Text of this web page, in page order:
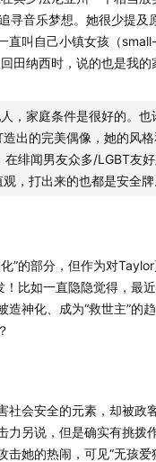
）进入热可可听
耶
寻音乐梦想。她很少提及
直叫自己小镇女孩（
田纳西时，说的也是我的
，家庭条件是很好的。
出的完美偶像，她的风
绯闻男友众多/LGBT友
，打出来的也都是安全牌
”的部分，但作为对
！比如一直隐隐觉得，最
神化、成为“救世主”的
社会安全的元素，却被政
力另说，但是确实有挑拨
击她的热闹，可见“无孩爱